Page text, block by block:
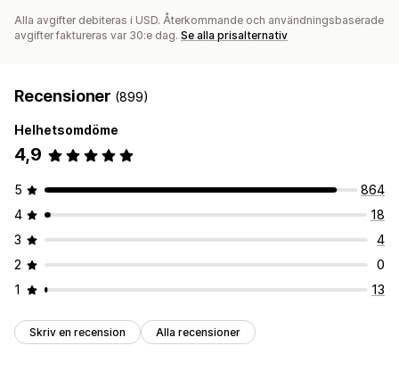
Alla avgifter debiteras i USD. Återkommande och användningsbaserade
avgifter faktureras var 30:e dag. Se alla prisalternativ
Recensioner (899)
Helhetsomdöme
4,9
5
864
4
18
3
4
2
0
1
13
Skriv en recension Alla recensioner